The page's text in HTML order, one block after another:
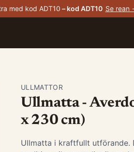
med kod ADT10 – kod ADT10 Se rean
ULLMATTOR
Ullmatta -
x 230 cm)
Ullmatta i kraftfullt utförande.